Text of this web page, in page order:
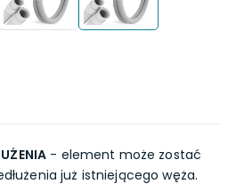
- element może zostać
już istniejącego węża.